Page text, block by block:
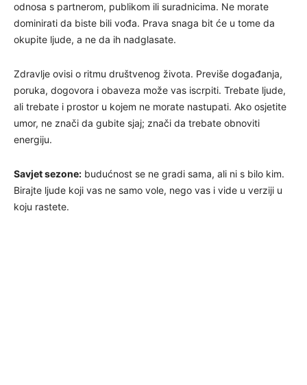
odnosa s partnerom, publikom ili suradnicima. Ne morate
dominirati da biste bili vođa. Prava snaga bit će u tome da
okupite ljude, a ne da ih nadglasate.
Zdravlje ovisi o ritmu društvenog života. Previše događanja,
poruka, dogovora i obaveza može vas iscrpiti. Trebate ljude,
ali trebate i prostor u kojem ne morate nastupati. Ako osjetite
umor, ne znači da gubite sjaj; znači da trebate obnoviti
energiju.
Savjet sezone: budućnost se ne gradi sama, ali ni s bilo kim.
Birajte ljude koji vas ne samo vole, nego vas i vide u verziji u
koju rastete.